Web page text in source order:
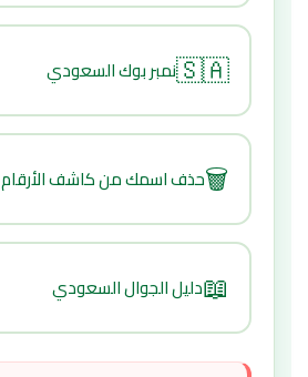
🇸🇦نمبر بوك السعودي
🗑️حذف اسمك من كاشف الأرقام
📖دليل الجوال السعودي